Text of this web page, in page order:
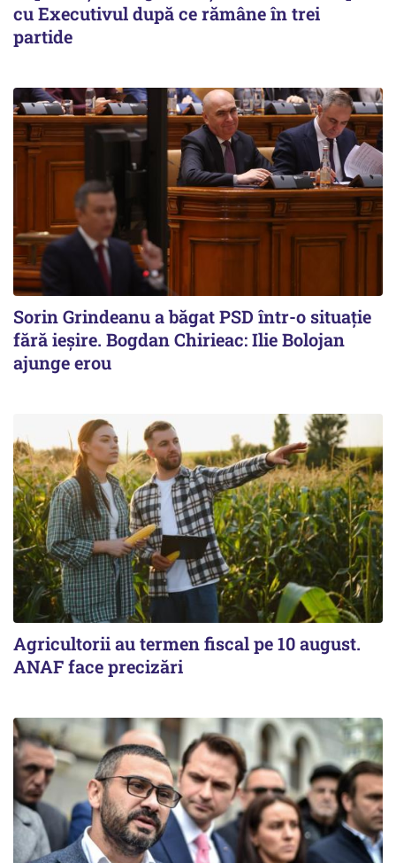
cu Executivul după ce rămâne în trei
partide
Sorin Grindeanu a băgat PSD într-o situație
fără ieșire. Bogdan Chirieac: Ilie Bolojan
ajunge erou
Agricultorii au termen fiscal pe 10 august.
ANAF face precizări